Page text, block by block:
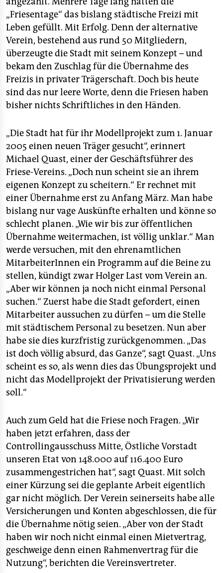
veranstaltungen
shop
fragen & hilfe
unterstützen
abo
genossenschaft
„Friesentage“ das bislang städtische Freizi mit
Leben gefüllt. Mit Erfolg. Denn der alternative
Verein, bestehend aus rund 50 Mitgliedern,
überzeugte die Stadt mit seinem Konzept – und
bekam den Zuschlag für die Übernahme des
Freizis in privater Trägerschaft. Doch bis heute
sind das nur leere Worte, denn die Friesen haben
bisher nichts Schriftliches in den Händen.
„Die Stadt hat für ihr Modellprojekt zum 1. Januar
2005 einen neuen Träger gesucht“, erinnert
Michael Quast, einer der Geschäftsführer des
Friese-Vereins. „Doch nun scheint sie an ihrem
eigenen Konzept zu scheitern.“ Er rechnet mit
einer Übernahme erst zu Anfang März. Man habe
bislang nur vage Auskünfte erhalten und könne so
schlecht planen. „Wie wir bis zur öffentlichen
Übernahme weitermachen, ist völlig unklar.“ Man
werde versuchen, mit den ehrenamtlichen
MitarbeiterInnen ein Programm auf die Beine zu
stellen, kündigt zwar Holger Last vom Verein an.
„Aber wir können ja noch nicht einmal Personal
suchen.“ Zuerst habe die Stadt gefordert, einen
Mitarbeiter aussuchen zu dürfen – um die Stelle
mit städtischem Personal zu besetzen. Nun aber
habe sie dies kurzfristig zurückgenommen. „Das
ist doch völlig absurd, das Ganze“, sagt Quast. „Uns
scheint es so, als wenn dies das Übungsprojekt und
nicht das Modellprojekt der Privatisierung werden
soll.“
Auch zum Geld hat die Friese noch Fragen. „Wir
haben jetzt erfahren, dass der
Controllingausschuss Mitte, Östliche Vorstadt
unseren Etat von 148.000 auf 116.400 Euro
zusammengestrichen hat“, sagt Quast. Mit solch
einer Kürzung sei die geplante Arbeit eigentlich
gar nicht möglich. Der Verein seinerseits habe alle
Versicherungen und Konten abgeschlossen, die für
die Übernahme nötig seien. „Aber von der Stadt
haben wir noch nicht einmal einen Mietvertrag,
geschweige denn einen Rahmenvertrag für die
Nutzung“, berichten die Vereinsvertreter.